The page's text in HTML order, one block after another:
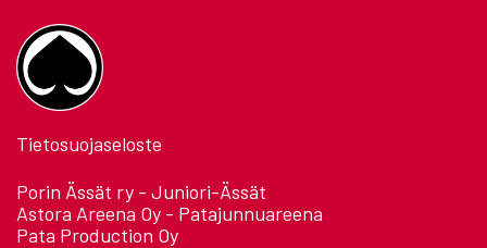
Tietosuojaseloste
Porin Ässät ry - Juniori-Ässät
Astora Areena Oy - Patajunnuareena
Pata Production Oy